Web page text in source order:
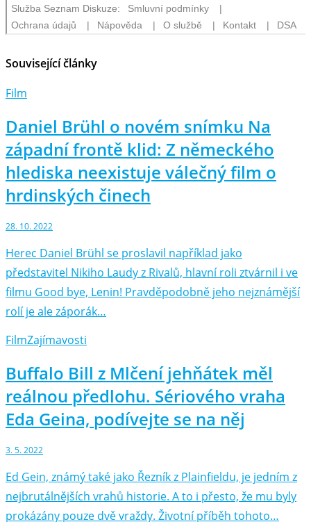
Související články
Film
Daniel Brühl o novém snímku Na
západní frontě klid: Z německého
hlediska neexistuje válečný film o
hrdinských činech
28. 10. 2022
Herec Daniel Brühl se proslavil například jako
představitel Nikiho Laudy z Rivalů, hlavní roli ztvárnil i ve
filmu Good bye, Lenin! Pravděpodobně jeho nejznámější
rolí je ale záporák…
FilmZajímavosti
Buffalo Bill z Mlčení jehňátek měl
reálnou předlohu. Sériového vraha
Eda Geina, podívejte se na něj
3. 5. 2022
Ed Gein, známý také jako Řezník z Plainfieldu, je jedním z
nejbrutálnějších vrahů historie. A to i přesto, že mu byly
prokázány pouze dvě vraždy. Životní příběh tohoto…